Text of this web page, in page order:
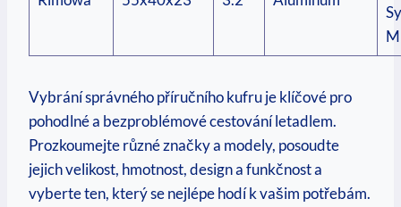
Vybrání správného příručního kufru‍ je klíčové pro
pohodlné ‌a bezproblémové cestování letadlem.
Prozkoumejte různé​ značky a‍ modely, posoudte
jejich velikost, ‌hmotnost, design ⁢a‌ funkčnost a​
vyberte ten, který se nejlépe hodí k vašim potřebám.